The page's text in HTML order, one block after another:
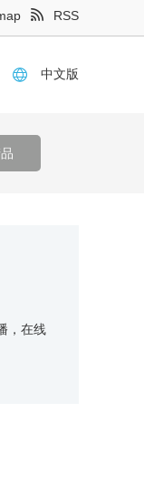
RSS
中文版
，在线